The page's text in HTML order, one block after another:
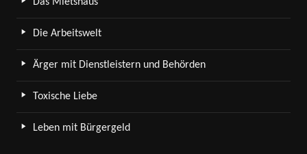
Das Mietshaus
Die Arbeitswelt
Ärger mit Dienstleistern und Behörden
Toxische Liebe
Leben mit Bürgergeld